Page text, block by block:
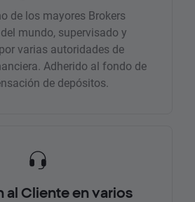
de los mayores Brokers
mundo, supervisado y
varias autoridades de
Adherido al fondo de
de depósitos.
al Cliente en varios